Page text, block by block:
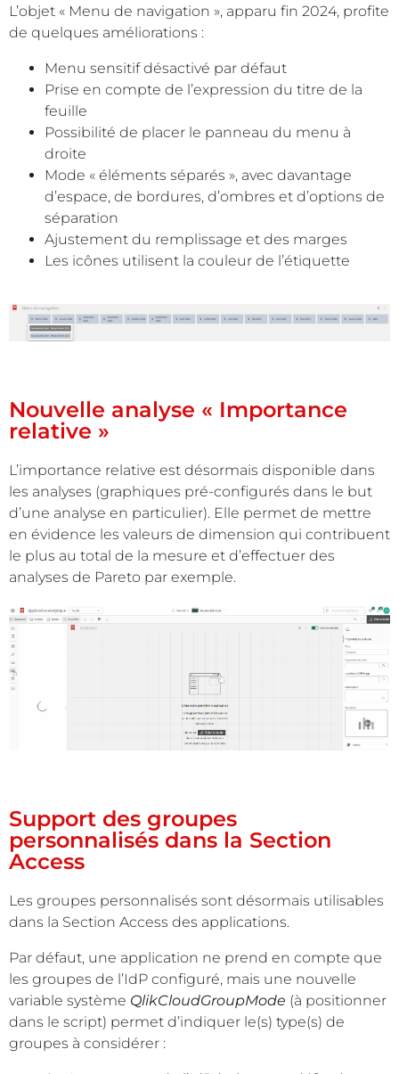
L’objet « Menu de navigation », apparu fin 2024, profite
de quelques améliorations :
Menu sensitif désactivé par défaut
Prise en compte de l’expression du titre de la
feuille
Possibilité de placer le panneau du menu à
droite
Mode « éléments séparés », avec davantage
d’espace, de bordures, d’ombres et d’options de
séparation
Ajustement du remplissage et des marges
Les icônes utilisent la couleur de l’étiquette
Nouvelle analyse « Importance
relative »
L’importance relative est désormais disponible dans
les analyses (graphiques pré-configurés dans le but
d’une analyse en particulier). Elle permet de mettre
en évidence les valeurs de dimension qui contribuent
le plus au total de la mesure et d’effectuer des
analyses de Pareto par exemple.
Support des groupes
personnalisés dans la Section
Access
Les groupes personnalisés sont désormais utilisables
dans la Section Access des applications.
Par défaut, une application ne prend en compte que
les groupes de l’IdP configuré, mais une nouvelle
variable système QlikCloudGroupMode (à positionner
dans le script) permet d’indiquer le(s) type(s) de
groupes à considérer :